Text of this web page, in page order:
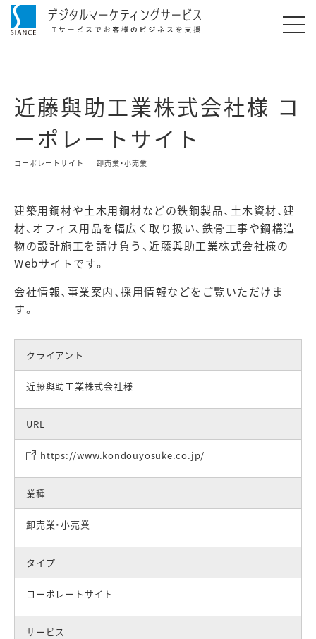
近藤與助工業株式会社様 コ
ーポレートサイト
コーポレートサイト 卸売業・小売業
建築用鋼材や土木用鋼材などの鉄鋼製品、土木資材、建
材、オフィス用品を幅広く取り扱い、鉄骨工事や鋼構造
物の設計施工を請け負う、近藤與助工業株式会社様の
Webサイトです。
会社情報、事業案内、採用情報などをご覧いただけま
す。
クライアント
近藤與助工業株式会社様
URL
https://www.kondouyosuke.co.jp/
業種
卸売業・小売業
タイプ
コーポレートサイト
サービス